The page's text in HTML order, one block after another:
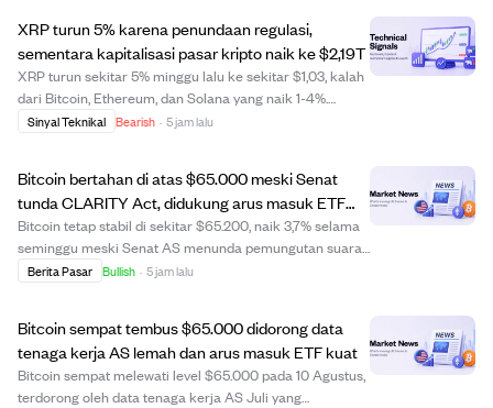
XRP turun 5% karena penundaan regulasi,
sementara kapitalisasi pasar kripto naik ke $2,19T
XRP turun sekitar 5% minggu lalu ke sekitar $1,03, kalah
dari Bitcoin, Ethereum, dan Solana yang naik 1-4%.
Kapitalisasi pasar kripto naik 1,4% menjadi $2,19 triliun.
Sinyal Teknikal Bearish · 5 jam lalu
Bitcoin bertahan di atas $65.000 meski Senat
tunda CLARITY Act, didukung arus masuk ETF
dan dolar melemah.
Bitcoin tetap stabil di sekitar $65.200, naik 3,7% selama
seminggu meski Senat AS menunda pemungutan suara
CLARITY Act hingga September. Ketahanan pasar
Berita Pasar Bullish · 5 jam lalu
Bitcoin sempat tembus $65.000 didorong data
tenaga kerja AS lemah dan arus masuk ETF kuat
Bitcoin sempat melewati level $65.000 pada 10 Agustus,
terdorong oleh data tenaga kerja AS Juli yang